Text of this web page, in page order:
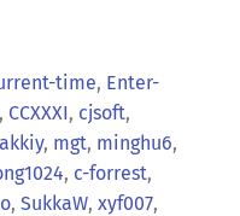
time, Enter-
, CCXXXI, cjsoft,
, mgt, minghu6,
, c-forrest,
, SukkaW, xyf007,